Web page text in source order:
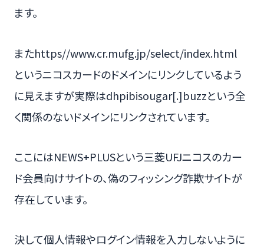
ます。
またhttps//www.cr.mufg.jp/select/index.html
というニコスカードのドメインにリンクしているよう
に見えますが実際はdhpibisougar[.]buzzという全
く関係のないドメインにリンクされています。
ここにはNEWS+PLUSという三菱UFJニコスのカー
ド会員向けサイトの、偽のフィッシング詐欺サイトが
存在しています。
決して個人情報やログイン情報を入力しないように